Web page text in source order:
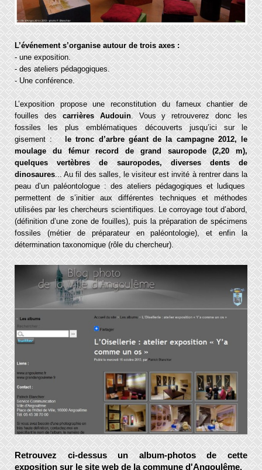
L’événement s’organise autour de trois axes :
- une exposition.
- des ateliers pédagogiques.
- Une conférence.
L’exposition propose une reconstitution du fameux chantier de
fouilles des carrières Audouin. Vous y retrouverez donc les
fossiles les plus emblématiques découverts jusqu’ici sur le
gisement :le tronc d’arbre géant de la campagne 2012, le
moulage du fémur record de grand sauropode (2,20 m),
quelques vertèbres de sauropodes, diverses dents de
dinosaures... Au fil des salles, le visiteur est invité à rentrer dans la
peau d’un paléontologue : des ateliers pédagogiques et ludiques
permettent de s’initier aux différentes techniques et méthodes
utilisées par les chercheurs scientifiques. Le corroyage tout d’abord,
(définition d’une zone de fouilles), puis la préparation de spécimens
fossiles (métier de préparateur en paléontologie), et enfin la
détermination taxonomique (rôle du chercheur).
Retrouvez ci-dessus un album-photos de cette
exposition sur le site web de la commune d'Angoulême.